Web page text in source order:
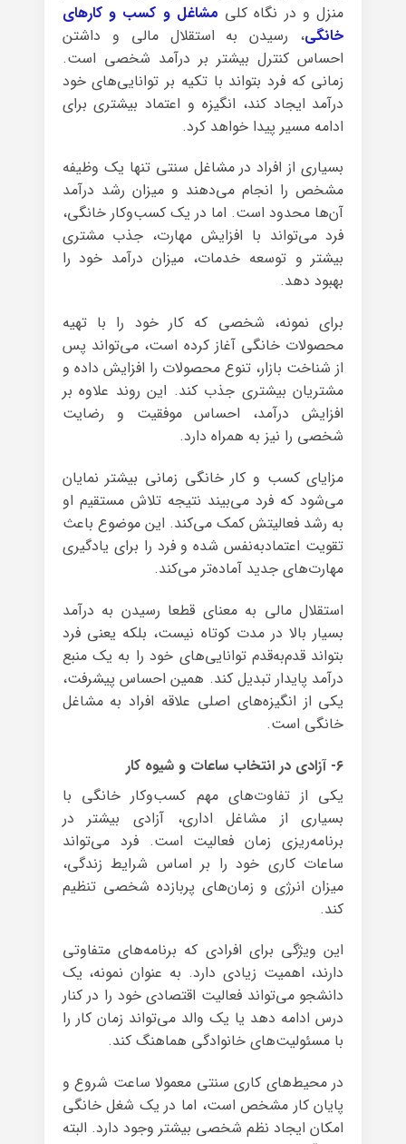
منزل و در نگاه کلی مشاغل و کسب و کارهای
خانگی، رسیدن به استقلال مالی و داشتن
احساس کنترل بیشتر بر درآمد شخصی است.
زمانی که فرد بتواند با تکیه بر توانایی‌های خود
درآمد ایجاد کند، انگیزه و اعتماد بیشتری برای
ادامه مسیر پیدا خواهد کرد.
بسیاری از افراد در مشاغل سنتی تنها یک وظیفه
مشخص را انجام می‌دهند و میزان رشد درآمد
آن‌ها محدود است. اما در یک کسب‌وکار خانگی،
فرد می‌تواند با افزایش مهارت، جذب مشتری
بیشتر و توسعه خدمات، میزان درآمد خود را
بهبود دهد.
برای نمونه، شخصی که کار خود را با تهیه
محصولات خانگی آغاز کرده است، می‌تواند پس
از شناخت بازار، تنوع محصولات را افزایش داده و
مشتریان بیشتری جذب کند. این روند علاوه بر
افزایش درآمد، احساس موفقیت و رضایت
شخصی را نیز به همراه دارد.
مزایای کسب و کار خانگی زمانی بیشتر نمایان
می‌شود که فرد می‌بیند نتیجه تلاش مستقیم او
به رشد فعالیتش کمک می‌کند. این موضوع باعث
تقویت اعتمادبه‌نفس شده و فرد را برای یادگیری
مهارت‌های جدید آماده‌تر می‌کند.
استقلال مالی به معنای قطعا رسیدن به درآمد
بسیار بالا در مدت کوتاه نیست، بلکه یعنی فرد
بتواند قدم‌به‌قدم توانایی‌های خود را به یک منبع
درآمد پایدار تبدیل کند. همین احساس پیشرفت،
یکی از انگیزه‌های اصلی علاقه افراد به مشاغل
خانگی است.
۶- آزادی در انتخاب ساعات و شیوه کار
یکی از تفاوت‌های مهم کسب‌وکار خانگی با
بسیاری از مشاغل اداری، آزادی بیشتر در
برنامه‌ریزی زمان فعالیت است. فرد می‌تواند
ساعات کاری خود را بر اساس شرایط زندگی،
میزان انرژی و زمان‌های پربازده شخصی تنظیم
کند.
این ویژگی برای افرادی که برنامه‌های متفاوتی
دارند، اهمیت زیادی دارد. به عنوان نمونه، یک
دانشجو می‌تواند فعالیت اقتصادی خود را در کنار
درس ادامه دهد یا یک والد می‌تواند زمان کار را
با مسئولیت‌های خانوادگی هماهنگ کند.
در محیط‌های کاری سنتی معمولا ساعت شروع و
پایان کار مشخص است، اما در یک شغل خانگی
امکان ایجاد نظم شخصی بیشتر وجود دارد. البته